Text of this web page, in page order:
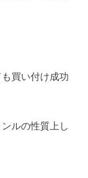
買い付け成功
ルの性質上し